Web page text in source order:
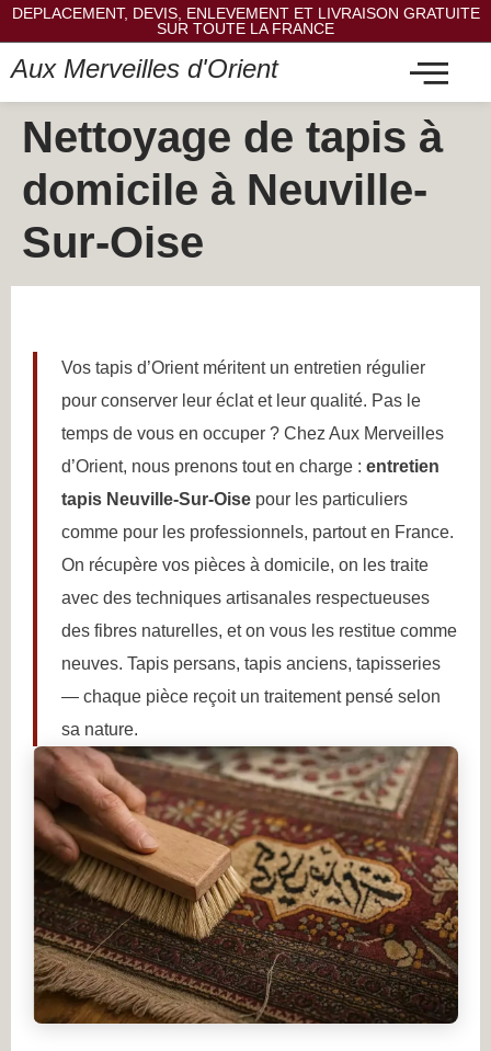
DEPLACEMENT, DEVIS, ENLEVEMENT ET LIVRAISON GRATUITE
SUR TOUTE LA FRANCE
Aux Merveilles d'Orient
Nettoyage de tapis à
domicile à Neuville-
Sur-Oise
Vos tapis d’Orient méritent un entretien régulier
pour conserver leur éclat et leur qualité. Pas le
temps de vous en occuper ? Chez Aux Merveilles
d’Orient, nous prenons tout en charge : entretien
tapis Neuville-Sur-Oise pour les particuliers
comme pour les professionnels, partout en France.
On récupère vos pièces à domicile, on les traite
avec des techniques artisanales respectueuses
des fibres naturelles, et on vous les restitue comme
neuves. Tapis persans, tapis anciens, tapisseries
— chaque pièce reçoit un traitement pensé selon
sa nature.